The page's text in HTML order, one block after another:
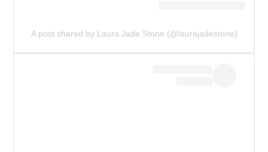
A post shared by Laura Jade Stone (@laurajadestone)